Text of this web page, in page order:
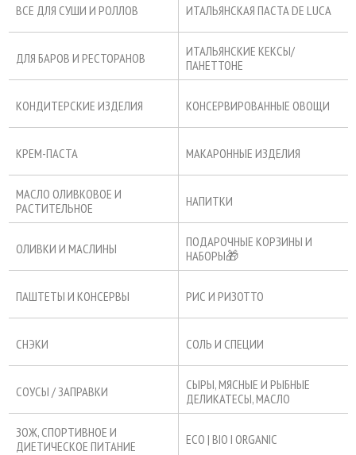
ВСЕ ДЛЯ СУШИ И РОЛЛОВ ИТАЛЬЯНСКАЯ ПАСТА DE LUCA
ДЛЯ БАРОВ И РЕСТОРАНОВ
ИТАЛЬЯНСКИЕ КЕКСЫ/
ПАНЕТТОНЕ
КОНДИТЕРСКИЕ ИЗДЕЛИЯ КОНСЕРВИРОВАННЫЕ ОВОЩИ
КРЕМ-ПАСТА МАКАРОННЫЕ ИЗДЕЛИЯ
МАСЛО ОЛИВКОВОЕ И
РАСТИТЕЛЬНОЕ
НАПИТКИ
ОЛИВКИ И МАСЛИНЫ
ПОДАРОЧНЫЕ КОРЗИНЫ И
НАБОРЫ🎁
ПАШТЕТЫ И КОНСЕРВЫ РИС И РИЗОТТО
СНЭКИ СОЛЬ И СПЕЦИИ
СОУСЫ / ЗАПРАВКИ
СЫРЫ, МЯСНЫЕ И РЫБНЫЕ
ДЕЛИКАТЕСЫ, МАСЛО
ЗОЖ, СПОРТИВНОЕ И
ДИЕТИЧЕСКОЕ ПИТАНИЕ
ECO | BIO I ORGANIC